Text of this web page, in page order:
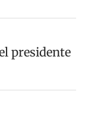
presidente